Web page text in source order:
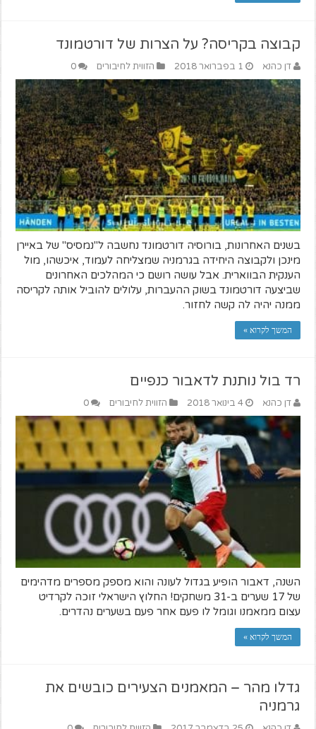
קבוצה בקריסה? על הצרות של דורטמונד
דן כהנא 1 בפברואר 2018 הזווית לחיבורים 0
בשנים האחרונות, בורוסיה דורטמונד נחשבה ל"נמסיס" של באיירן
מינכן ולקבוצה היחידה בגרמניה שמצליחה לעמוד, איכשהו, מול
הענקית הבווארית. אבל עושה רושם כי המהלכים האחרונים
שביצעה דורטמונד בשוק ההעברות, עלולים להוביל אותה לקריסה
ממנה יהיה לה קשה לחזור.
המשך לקרוא »
רד בול נותנת לדאבור כנפיים
דן כהנא 4 בינואר 2018 הזווית לחיבורים 0
השנה, דאבור הופיע בגדול לעונה והוא מספק מספרים מדהימים
של 17 שערים ב-31 משחקים! החלוץ הישראלי זוכה לקרדיט
עצום ממאמנו וגומל לו פעם אחר פעם בשערים נהדרים.
המשך לקרוא »
גדלו מהר – המאמנים הצעירים כובשים את
גרמניה